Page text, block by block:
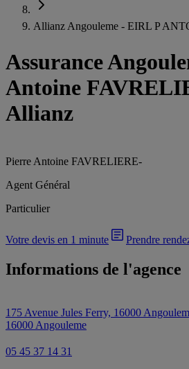
Allianz Angouleme - EIRL P
Assurance
Antoine
Allianz
Pierre Antoine FAVRELIERE-
Agent Général
Particulier
Votre devis en 1 minute Prendre
Informations de l'agence
175 Avenue Jules Ferry, 16000
16000 Angouleme
05 45 37 14 31